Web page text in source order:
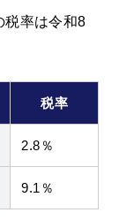
税率は令和8
税率
2.8％
9.1％